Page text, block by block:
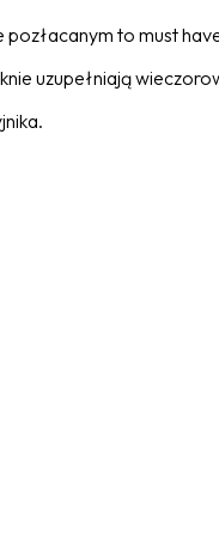
to must
uzupełniają